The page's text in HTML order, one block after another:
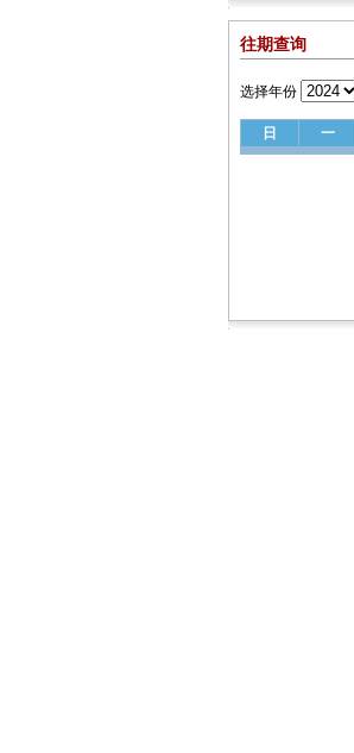
往期查询
选择年份
日 一